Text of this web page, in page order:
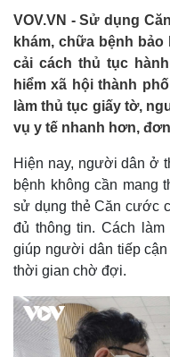
VOV.VN - Sử dụng
khám, chữa bệnh
cải cách thủ tục
hiểm xã hội thành
làm thủ tục giấy tờ,
vụ y tế nhanh hơn,
Hiện nay, người dân ở
bệnh không cần mang
sử dụng thẻ Căn cước
đủ thông tin. Cách
giúp người dân tiếp
thời gian chờ đợi.